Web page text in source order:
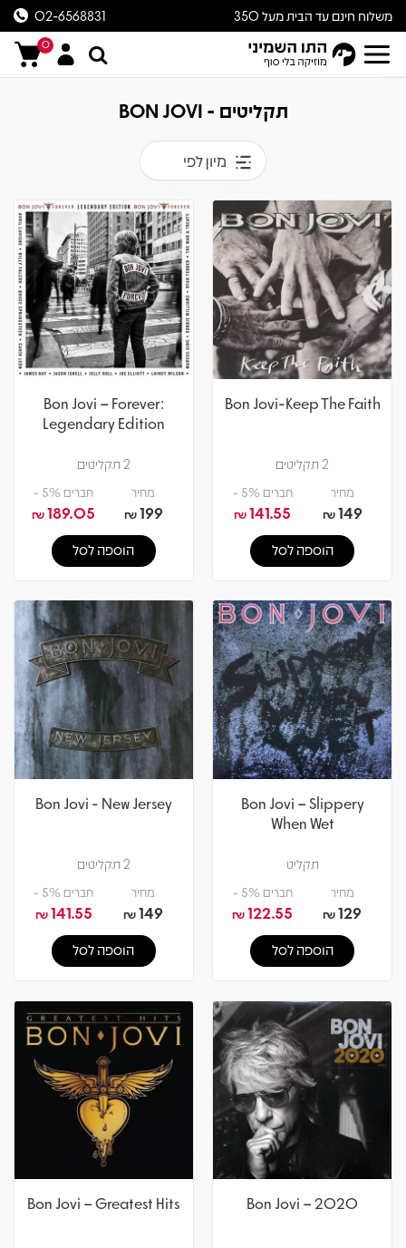
משלוח חינם עד הבית מעל 350
ש״ח
02-6568831
0
תקליטים - BON JOVI
מיון לפי
Bon Jovi-Keep The Faith
2 תקליטים
מחיר
149
₪
חברים 5% -
141.55
₪
הוספה לסל
Bon Jovi – Forever:
Legendary Edition
2 תקליטים
מחיר
199
₪
חברים 5% -
189.05
₪
הוספה לסל
Bon Jovi – Slippery
When Wet
תקליט
מחיר
129
₪
חברים 5% -
122.55
₪
הוספה לסל
Bon Jovi - New Jersey
2 תקליטים
מחיר
149
₪
חברים 5% -
141.55
₪
הוספה לסל
Bon Jovi – 2020
Bon Jovi – Greatest Hits